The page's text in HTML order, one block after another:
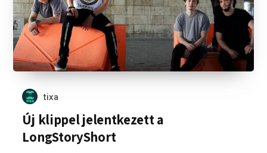
tixa
Új klippel jelentkezett a
LongStoryShort